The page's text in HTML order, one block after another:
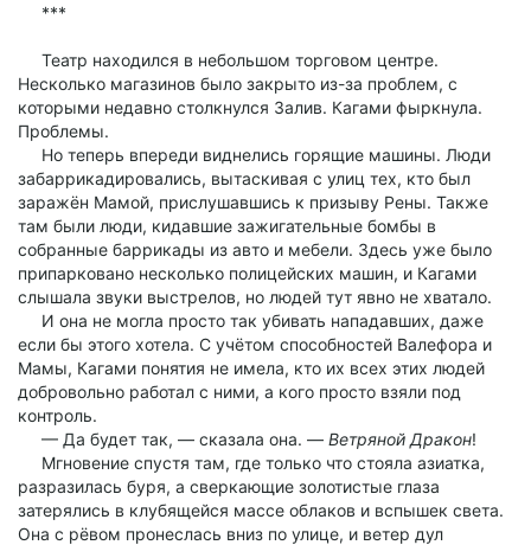
***
Театр находился в небольшом торговом центре.
Несколько магазинов было закрыто из-за проблем, с
которыми недавно столкнулся Залив. Кагами фыркнула.
Проблемы.
Но теперь впереди виднелись горящие машины. Люди
забаррикадировались, вытаскивая с улиц тех, кто был
заражён Мамой, прислушавшись к призыву Рены. Также
там были люди, кидавшие зажигательные бомбы в
собранные баррикады из авто и мебели. Здесь уже было
припарковано несколько полицейских машин, и Кагами
слышала звуки выстрелов, но людей тут явно не хватало.
И она не могла просто так убивать нападавших, даже
если бы этого хотела. С учётом способностей Валефора и
Мамы, Кагами понятия не имела, кто их всех этих людей
добровольно работал с ними, а кого просто взяли под
контроль.
— Да будет так, — сказала она. — Ветряной Дракон!
Мгновение спустя там, где только что стояла азиатка,
разразилась буря, а сверкающие золотистые глаза
затерялись в клубящейся массе облаков и вспышек света.
Она с рёвом пронеслась вниз по улице, и ветер дул